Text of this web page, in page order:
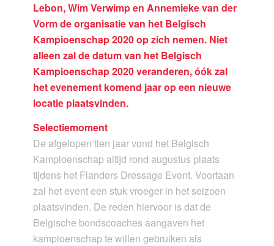
Lebon, Wim Verwimp en Annemieke van der
Vorm de organisatie van het Belgisch
Kampioenschap 2020 op zich nemen. Niet
alleen zal de datum van het Belgisch
Kampioenschap 2020 veranderen, óók zal
het evenement komend jaar op een nieuwe
locatie plaatsvinden.
Selectiemoment
De afgelopen tien jaar vond het Belgisch
Kampioenschap altijd rond augustus plaats
tijdens het Flanders Dressage Event. Voortaan
zal het event een stuk vroeger in het seizoen
plaatsvinden. De reden hiervoor is dat de
Belgische bondscoaches aangaven het
kampioenschap te willen gebruiken als